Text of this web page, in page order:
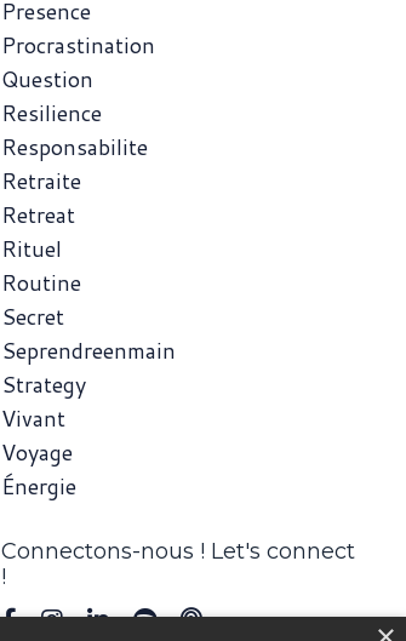
Presence
Procrastination
Question
Resilience
Responsabilite
Retraite
Retreat
Rituel
Routine
Secret
Seprendreenmain
Strategy
Vivant
Voyage
Énergie
Connectons-nous ! Let's connect
!